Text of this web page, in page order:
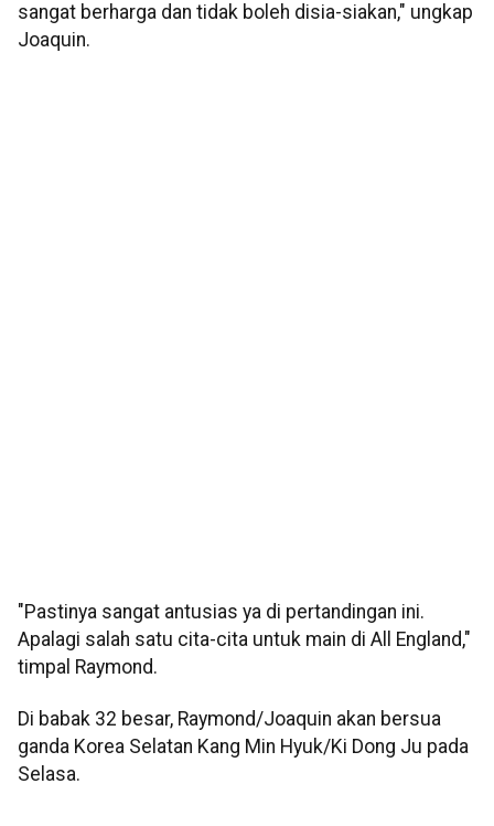
sangat berharga dan tidak boleh disia-siakan," ungkap
Joaquin.
"Pastinya sangat antusias ya di pertandingan ini.
Apalagi salah satu cita-cita untuk main di All England,"
timpal Raymond.
Di babak 32 besar, Raymond/Joaquin akan bersua
ganda Korea Selatan Kang Min Hyuk/Ki Dong Ju pada
Selasa.